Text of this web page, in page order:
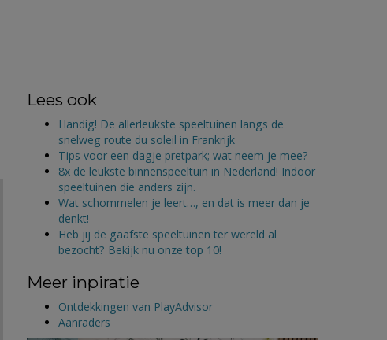
Lees ook
Handig! De allerleukste speeltuinen langs de
snelweg route du soleil in Frankrijk
Tips voor een dagje pretpark; wat neem je mee?
8x de leukste binnenspeeltuin in Nederland! Indoor
speeltuinen die anders zijn.
Wat schommelen je leert…, en dat is meer dan je
denkt!
Heb jij de gaafste speeltuinen ter wereld al
bezocht? Bekijk nu onze top 10!
Meer inpiratie
Ontdekkingen van PlayAdvisor
Aanraders